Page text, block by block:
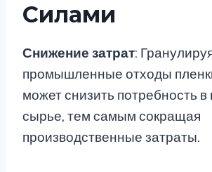
Силами
Снижение затрат:
промышленные отходы
может снизить потребность
сырье, тем самым сокращая
производственные затраты.